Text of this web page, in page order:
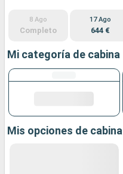
8 Ago
Completo
17 Ago
644 €
Mi categoría de cabina
Mis opciones de cabina